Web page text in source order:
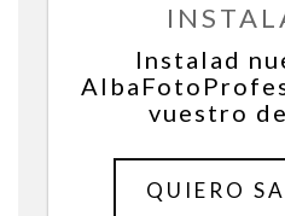
Instalad
vuestro
QUIERO